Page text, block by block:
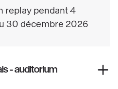
replay pendant 4
30 décembre 2026
- auditorium